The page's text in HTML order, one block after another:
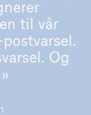
til vår
Og